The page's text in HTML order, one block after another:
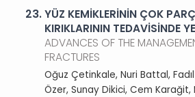
23.YÜZ KEMİKLERİNİN ÇOK
KIRIKLARININ TEDAVİSİNDE
ADVANCES OF THE
FRACTURES
Oğuz Çetinkale, Nuri Battal,
Özer, Sunay Dikici, Cem